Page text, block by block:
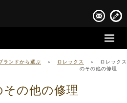
ランドから選ぶ > ロレックス >
ロレックス
のその他の修理
の他の修理